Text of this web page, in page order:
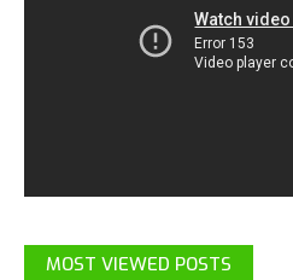
MOST VIEWED POSTS